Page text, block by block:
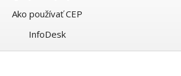
Ako používať CEP
InfoDesk